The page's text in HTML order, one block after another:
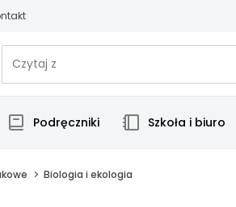
Podręczniki Szkoła i biuro
Biologia i ekologia